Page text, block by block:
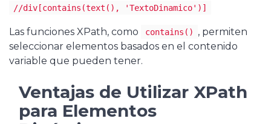
//div[contains(text(), 'TextoDinamico')]
Las funciones XPath, como contains()
, permiten
seleccionar elementos basados en el contenido
variable que pueden tener.
Ventajas de Utilizar XPath
para Elementos